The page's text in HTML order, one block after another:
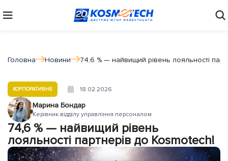
Головна Новини 74,6 % — найвищий рівень лояльності
КОРПОРАТИВНЕ 18.02.2026
Марина Бондар
Керівник відділу управління персоналом
74,6 % — найвищий рівень
лояльності партнерів до Kosmotech!